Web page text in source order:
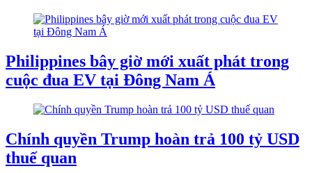
Philippines bây giờ mới xuất phát trong
cuộc đua EV tại Đông Nam Á
Chính quyền Trump hoàn trả 100 tỷ USD
thuế quan